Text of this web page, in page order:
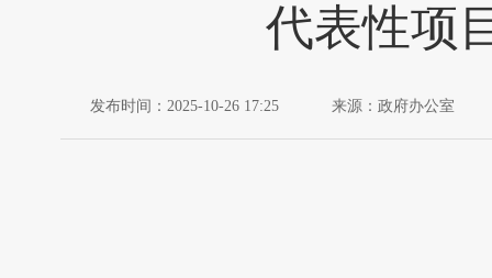
代表性项
发布时间：2025-10-26 17:25 来源：政府办公室